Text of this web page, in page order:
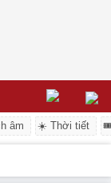
âm ☀️ Thời tiết